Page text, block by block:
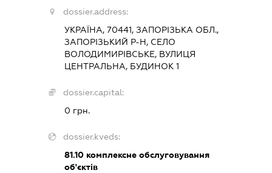
dossier.address:
УКРАЇНА, 70441, ЗАПОРІЗЬКА ОБЛ.,
ЗАПОРІЗЬКИЙ Р-Н, СЕЛО
ВОЛОДИМИРІВСЬКЕ, ВУЛИЦЯ
ЦЕНТРАЛЬНА, БУДИНОК 1
dossier.capital:
0 грн.
dossier.kveds:
81.10 комплексне обслуговування
об'єктів